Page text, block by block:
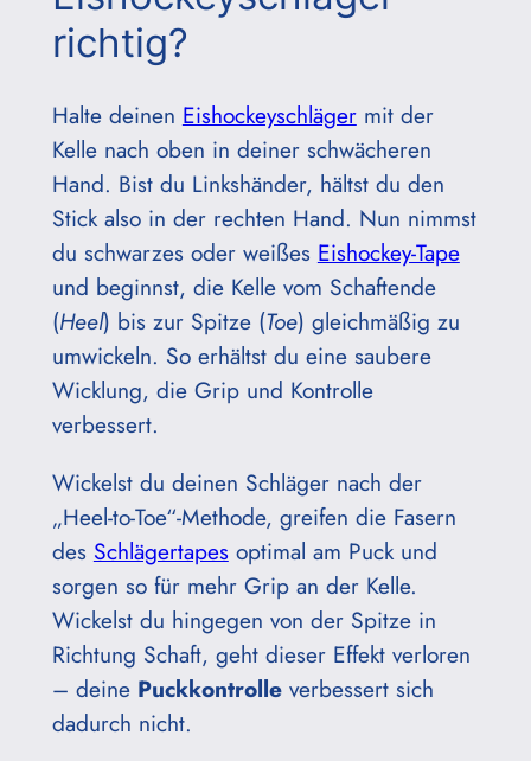
richtig?
Halte deinen Eishockeyschlägermit der
Kelle nach oben in deiner schwächeren
Hand. Bist du Linkshänder, hältst du den
Stick also in der rechten Hand. Nun nimmst
du schwarzes oder weißes Eishockey-Tape
und beginnst, die Kelle vom Schaftende
(Heel) bis zur Spitze (Toe) gleichmäßig zu
umwickeln. So erhältst du eine saubere
Wicklung, die Grip und Kontrolle
verbessert.
Wickelst du deinen Schläger nach der
„Heel-to-Toe“-Methode, greifen die Fasern
des Schlägertapesoptimal am Puck und
sorgen so für mehr Grip an der Kelle.
Wickelst du hingegen von der Spitze in
Richtung Schaft, geht dieser Effekt verloren
– deine Puckkontrolleverbessert sich
dadurch nicht.